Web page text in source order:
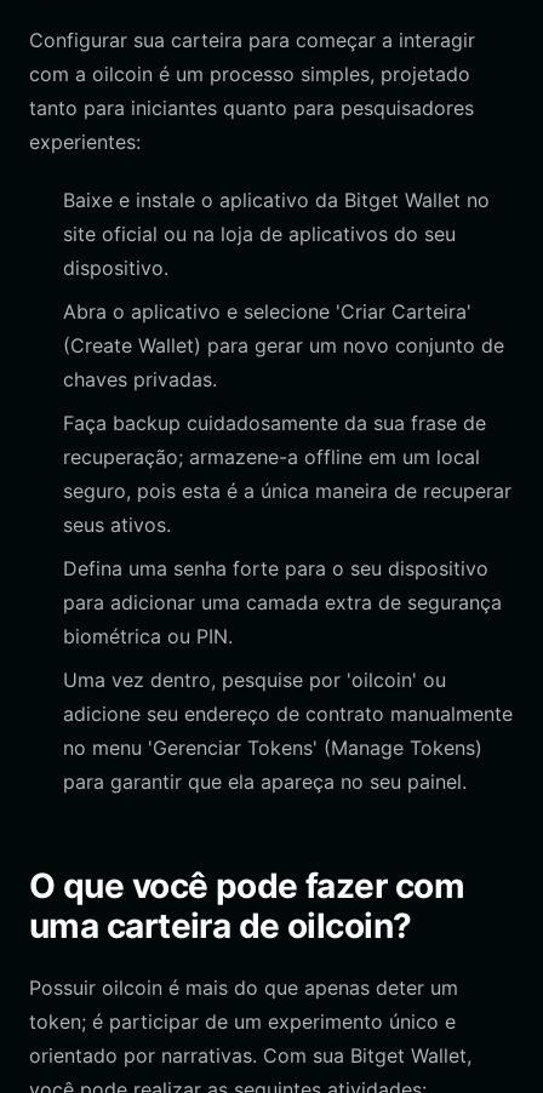
Configurar sua carteira para começar a interagir
com a oilcoin é um processo simples, projetado
tanto para iniciantes quanto para pesquisadores
experientes:
Baixe e instale o aplicativo da Bitget Wallet no
site oficial ou na loja de aplicativos do seu
dispositivo.
Abra o aplicativo e selecione 'Criar Carteira'
(Create Wallet) para gerar um novo conjunto de
chaves privadas.
Faça backup cuidadosamente da sua frase de
recuperação; armazene-a offline em um local
seguro, pois esta é a única maneira de recuperar
seus ativos.
Defina uma senha forte para o seu dispositivo
para adicionar uma camada extra de segurança
biométrica ou PIN.
Uma vez dentro, pesquise por 'oilcoin' ou
adicione seu endereço de contrato manualmente
no menu 'Gerenciar Tokens' (Manage Tokens)
para garantir que ela apareça no seu painel.
O que você pode fazer com
uma carteira de oilcoin?
Possuir oilcoin é mais do que apenas deter um
token; é participar de um experimento único e
orientado por narrativas. Com sua Bitget Wallet,